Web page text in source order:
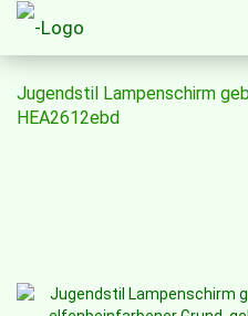
Jugendstil Lampenschirm
HEA2612ebd